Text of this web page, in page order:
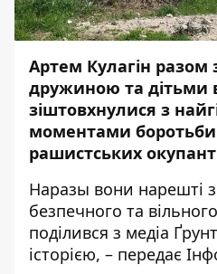
Артем Кулагін разом
дружиною та
зіштовхнулися з
моментами
рашистських
Наразы вони нарешті
безпечного та
поділився з медіа
історією, – передає